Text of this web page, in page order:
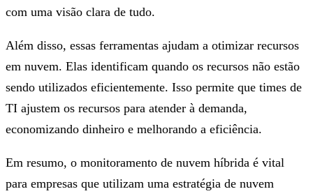
com uma visão clara de tudo.
Além disso, essas ferramentas ajudam a otimizar recursos
em nuvem. Elas identificam quando os recursos não estão
sendo utilizados eficientemente. Isso permite que times de
TI ajustem os recursos para atender à demanda,
economizando dinheiro e melhorando a eficiência.
Em resumo, o monitoramento de nuvem híbrida é vital
para empresas que utilizam uma estratégia de nuvem